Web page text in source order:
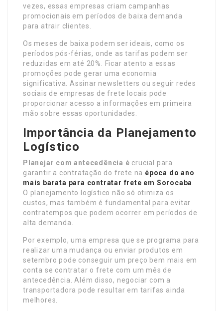
vezes, essas empresas criam campanhas
promocionais em períodos de baixa demanda
para atrair clientes.
Os meses de baixa podem ser ideais, como os
períodos pós-férias, onde as tarifas podem ser
reduzidas em até 20%. Ficar atento a essas
promoções pode gerar uma economia
significativa. Assinar newsletters ou seguir redes
sociais de empresas de frete locais pode
proporcionar acesso a informações em primeira
mão sobre essas oportunidades.
Importância da Planejamento
Logístico
Planejar com antecedência é crucial para
garantir a contratação do frete na época do ano
mais barata para contratar frete em Sorocaba
O planejamento logístico não só otimiza os
custos, mas também é fundamental para evitar
contratempos que podem ocorrer em períodos de
alta demanda.
Por exemplo, uma empresa que se programa para
realizar uma mudança ou enviar produtos em
setembro pode conseguir um preço bem mais em
conta se contratar o frete com um mês de
antecedência. Além disso, negociar com a
transportadora pode resultar em tarifas ainda
melhores.